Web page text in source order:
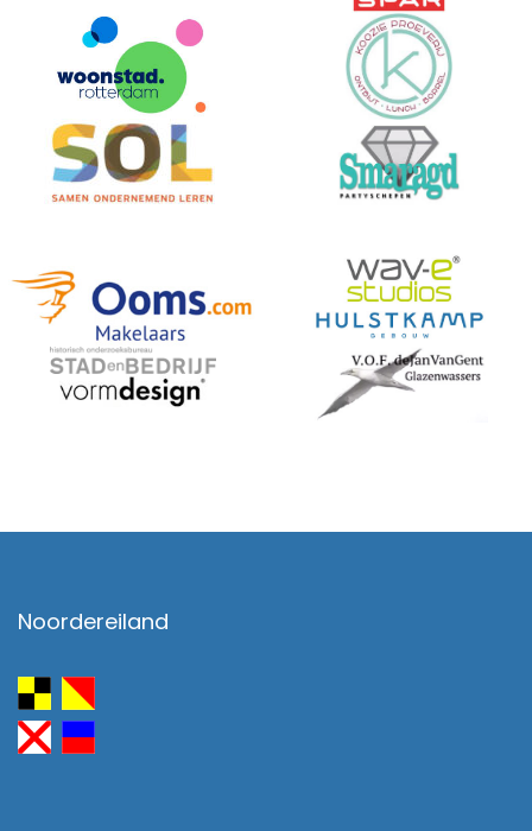
Noordereiland